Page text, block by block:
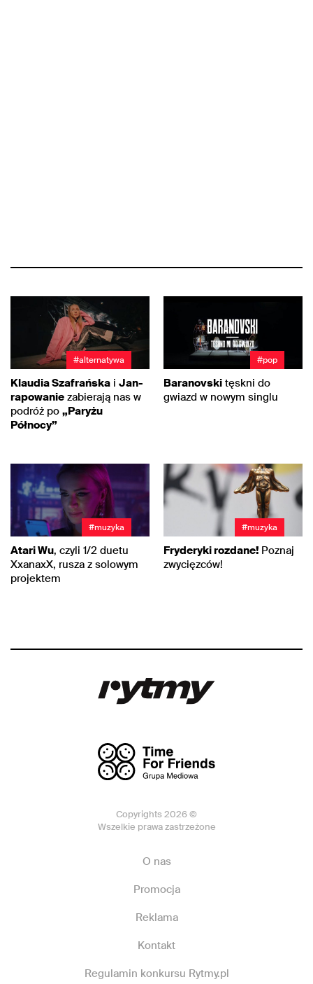
#alternatywa
Klaudia Szafrańska i Jan-
rapowanie zabierają nas w
podróż po „Paryżu
Północy”
#pop
Baranovski tęskni do
gwiazd w nowym singlu
#muzyka
Atari Wu, czyli 1/2 duetu
XxanaxX, rusza z solowym
projektem
#muzyka
Fryderyki rozdane! Poznaj
zwycięzców!
Copyrights 2026 ©
Wszelkie prawa zastrzeżone
O nas
Promocja
Reklama
Kontakt
Regulamin konkursu Rytmy.pl